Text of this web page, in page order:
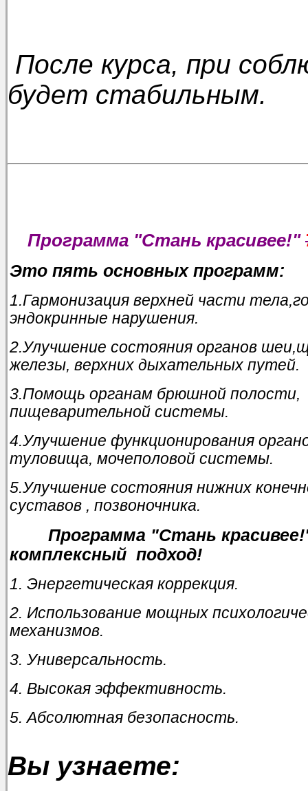
После курса, при
будет стабильным.
Программа "Стань красивее!"
Это пять основных программ:
1.Гармонизация верхней части
эндокринные нарушения.
2.Улучшение состояния органов
железы, верхних дыхательных путей.
3.Помощь органам брюшной полости,
пищеварительной системы.
4.Улучшение функционирования
туловища, мочеполовой системы.
5.Улучшение состояния нижних
суставов , позвоночника.
Программа "Стань
комплексный подход!
1. Энергетическая коррекция.
2. Использование мощных
механизмов.
3. Универсальность.
4. Высокая эффективность.
5. Абсолютная безопасность.
Вы узнаете: